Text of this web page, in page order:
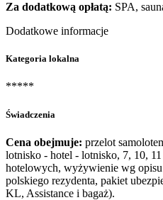
Za dodatkową opłatą: SPA,
Dodatkowe informacje
Kategoria lokalna
*****
Świadczenia
Cena obejmuje: przelot
lotnisko - hotel - lotnisko, 7, 10,
hotelowych, wyżywienie wg
polskiego rezydenta, pakiet
KL, Assistance i bagaż).